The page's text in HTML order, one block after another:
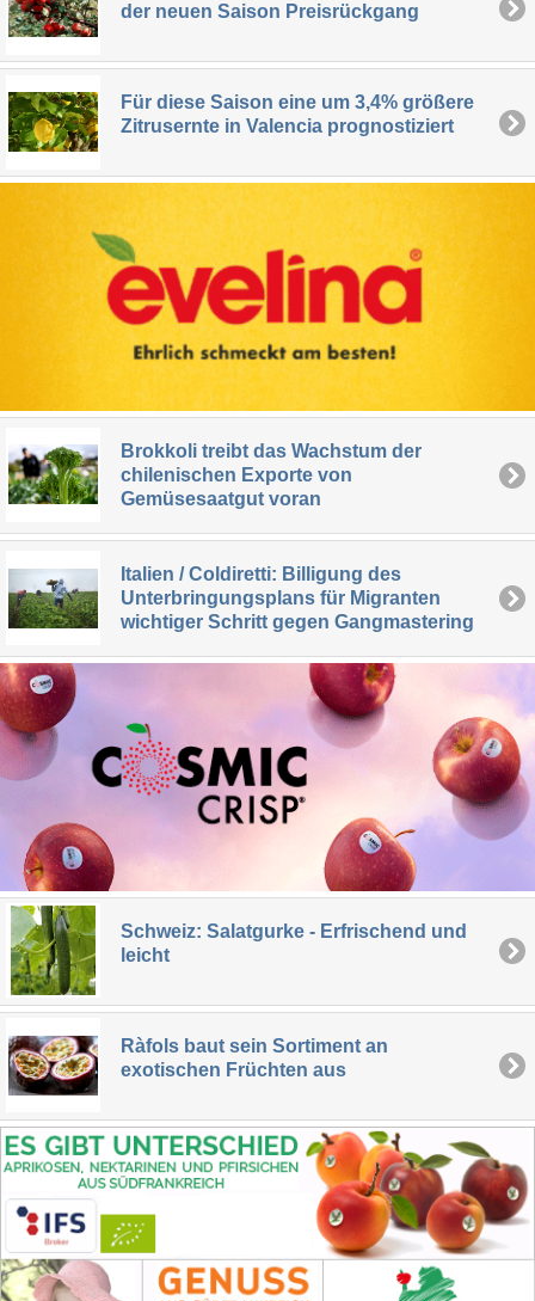
der neuen Saison Preisrückgang
Für diese Saison eine um 3,4% größere
Zitrusernte in Valencia prognostiziert
Brokkoli treibt das Wachstum der
chilenischen Exporte von
Gemüsesaatgut voran
Italien / Coldiretti: Billigung des
Unterbringungsplans für Migranten
wichtiger Schritt gegen Gangmastering
Schweiz: Salatgurke - Erfrischend und
leicht
Ràfols baut sein Sortiment an
exotischen Früchten aus